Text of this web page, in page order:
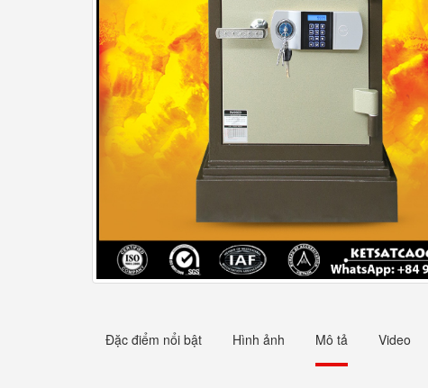
Đặc điểm nổi bật Hình ảnh Mô tả Video